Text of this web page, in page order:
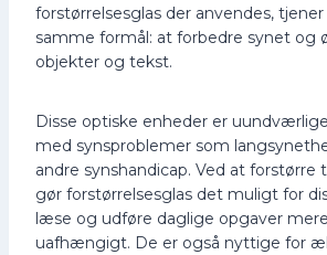
.
forstørrelsesglas der anvendes,
samme formål: at forbedre synet og
objekter og tekst.
Disse optiske enheder er
med synsproblemer som
andre synshandicap. Ved at forstørre
gør forstørrelsesglas det muligt for
læse og udføre daglige opgaver
uafhængigt. De er også nyttige for